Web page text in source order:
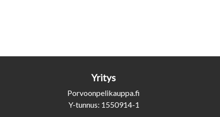
Yritys
Porvoonpelikauppa.fi
Y-tunnus: 1550914-1